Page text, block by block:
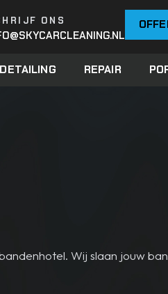
ONS
DETAILING REPAIR
Wij slaan jouw